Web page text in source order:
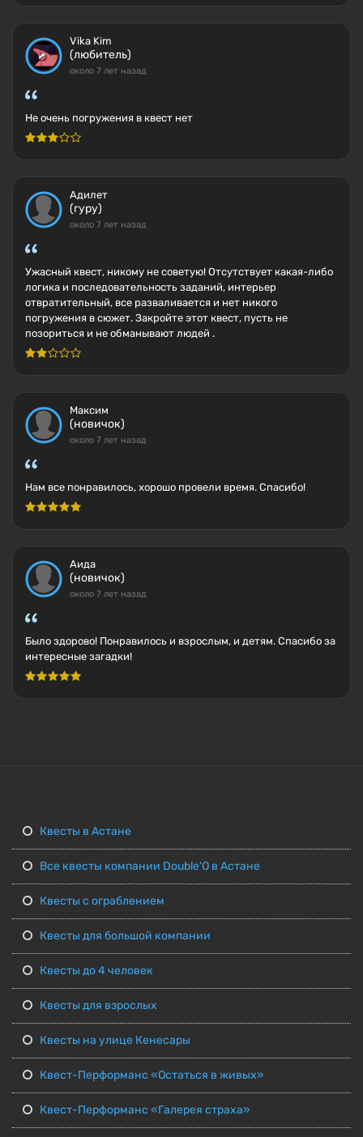
Vika Kim
(любитель)
около 7 лет назад
Не очень погружения в квест нет
Адилет
(гуру)
около 7 лет назад
Ужасный квест, никому не советую! Отсутствует какая-либо
логика и последовательность заданий, интерьер
отвратительный, все разваливается и нет никого
погружения в сюжет. Закройте этот квест, пусть не
позориться и не обманывают людей .
Максим
(новичок)
около 7 лет назад
Нам все понравилось, хорошо провели время. Спасибо!
Аида
(новичок)
около 7 лет назад
Было здорово! Понравилось и взрослым, и детям. Спасибо за
интересные загадки!
Квесты в Астане
Все квесты компании Double'O в Астане
Квесты с ограблением
Квесты для большой компании
Квесты до 4 человек
Квесты для взрослых
Квесты на улице Кенесары
Квест-Перформанс «Остаться в живых»
Квест-Перформанс «Галерея страха»